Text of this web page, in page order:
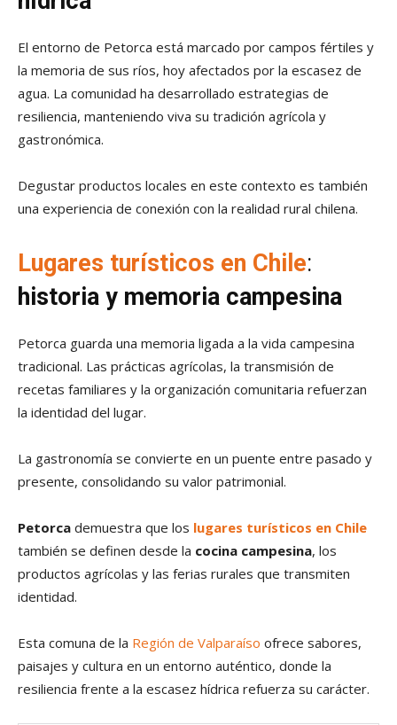
El entorno de Petorca está marcado por campos fértiles y
la memoria de sus ríos, hoy afectados por la escasez de
agua. La comunidad ha desarrollado estrategias de
resiliencia, manteniendo viva su tradición agrícola y
gastronómica.
Degustar productos locales en este contexto es también
una experiencia de conexión con la realidad rural chilena.
Lugares turísticos en Chile:
historia y memoria campesina
Petorca guarda una memoria ligada a la vida campesina
tradicional. Las prácticas agrícolas, la transmisión de
recetas familiares y la organización comunitaria refuerzan
la identidad del lugar.
La gastronomía se convierte en un puente entre pasado y
presente, consolidando su valor patrimonial.
Petorca demuestra que los lugares turísticos en Chile
también se definen desde la cocina campesina, los
productos agrícolas y las ferias rurales que transmiten
identidad.
Esta comuna de la Región de Valparaíso ofrece sabores,
paisajes y cultura en un entorno auténtico, donde la
resiliencia frente a la escasez hídrica refuerza su carácter.